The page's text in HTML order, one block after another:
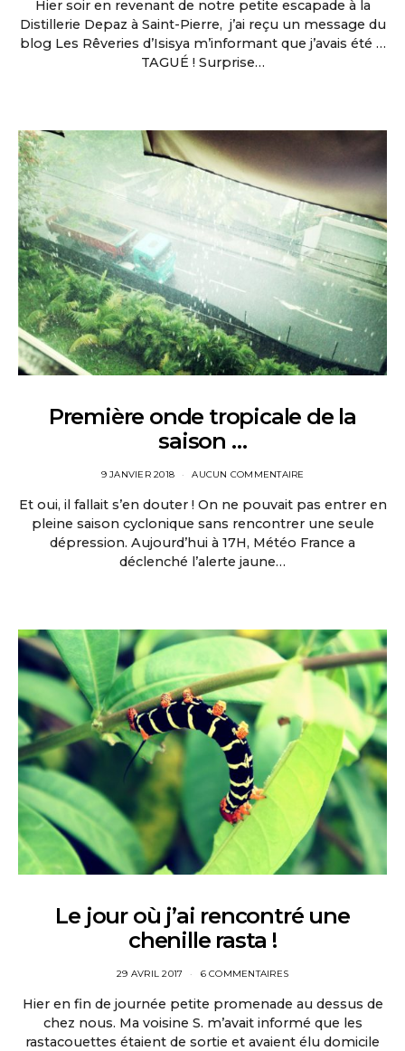
Hier soir en revenant de notre petite escapade à la
Distillerie Depaz à Saint-Pierre, j’ai reçu un message du
blog Les Rêveries d’Isisya m’informant que j’avais été …
TAGUÉ ! Surprise…
Première onde tropicale de la
saison …
9 JANVIER 2018 AUCUN COMMENTAIRE
Et oui, il fallait s’en douter ! On ne pouvait pas entrer en
pleine saison cyclonique sans rencontrer une seule
dépression. Aujourd’hui à 17H, Météo France a
déclenché l’alerte jaune…
Le jour où j’ai rencontré une
chenille rasta !
29 AVRIL 2017 6 COMMENTAIRES
Hier en fin de journée petite promenade au dessus de
chez nous. Ma voisine S. m’avait informé que les
rastacouettes étaient de sortie et avaient élu domicile